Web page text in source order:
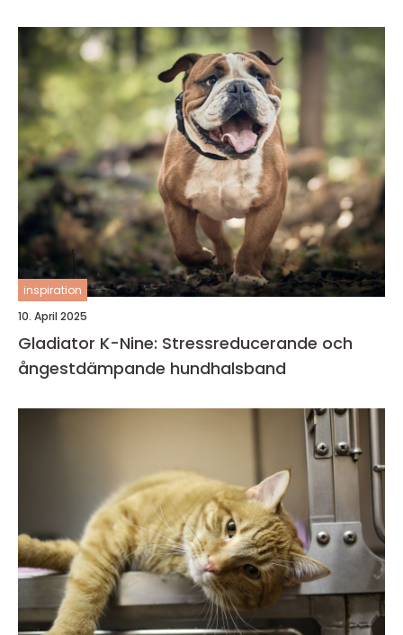
inspiration
10. April 2025
Gladiator K-Nine: Stressreducerande och
ångestdämpande hundhalsband